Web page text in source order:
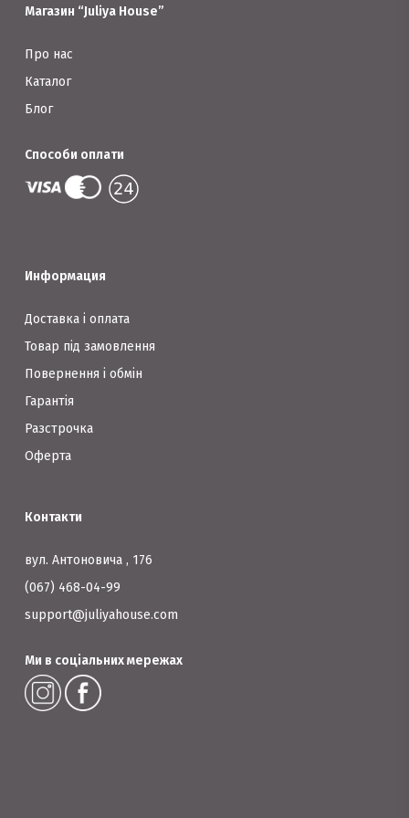
сторінці
Магазин “Juliya House”
Про нас
Каталог
Блог
Способи оплати
Информация
Доставка і оплата
Товар під замовлення
Повернення і обмін
Гарантія
Разстрочка
Оферта
Контакти
вул. Антоновича , 176
(067) 468-04-99
support@juliyahouse.com
Ми в соціальних мережах